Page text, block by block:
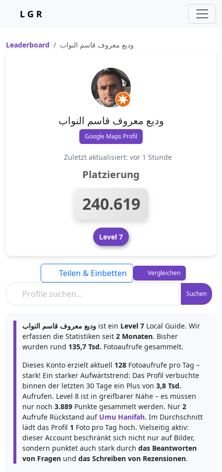
L G R
Leaderboard وديع معروف قاسم النواب
وديع معروف قاسم النواب
Google Maps Profil
Zuletzt aktualisiert: vor 1 Stunde
Platzierung
240.619
Level 7
Suchen
Teilen & Einbetten Vergleichen
وديع معروف قاسم النواب ist ein Level 7 Local Guide. Wir
erfassen die Statistiken seit 2 Monaten. Bisher
wurden rund 135,7 Tsd. Fotoaufrufe gesammelt.
Dieses Konto erzielt aktuell 128 Fotoaufrufe pro Tag –
stark! Ein starker Aufwärtstrend: Das Profil verbuchte
binnen der letzten 30 Tage ein Plus von 3,8 Tsd.
Aufrufen. Level 8 ist in greifbarer Nähe – es müssen
nur noch 3.889 Punkte gesammelt werden. Nur 2
Aufrufe Rückstand auf Umu Hanifah. Im Durchschnitt
lädt das Profil 1 Foto pro Tag hoch. Vielseitig aktiv:
dieser Account beschränkt sich nicht nur auf Bilder,
sondern punktet auch stark durch das Beantworten
von Fragen und das Schreiben von Rezensionen.